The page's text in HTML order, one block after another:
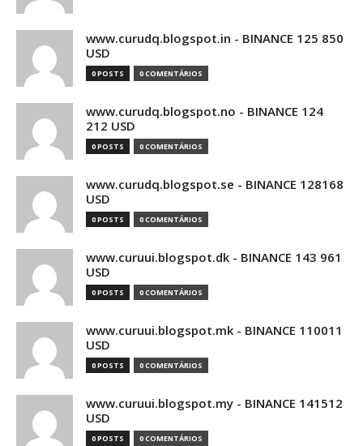
www.curudq.blogspot.in - BINANCE 125 850
USD
0 POSTS 0 COMENTÁRIOS
www.curudq.blogspot.no - BINANCE 124
212 USD
0 POSTS 0 COMENTÁRIOS
www.curudq.blogspot.se - BINANCE 128168
USD
0 POSTS 0 COMENTÁRIOS
www.curuui.blogspot.dk - BINANCE 143 961
USD
0 POSTS 0 COMENTÁRIOS
www.curuui.blogspot.mk - BINANCE 110011
USD
0 POSTS 0 COMENTÁRIOS
www.curuui.blogspot.my - BINANCE 141512
USD
0 POSTS 0 COMENTÁRIOS